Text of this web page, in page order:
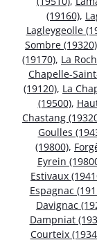
(19160),
Lagleygeolle
Sombre (19320)
(19170), La
Chapelle-
(19120), La
(19500),
Chastang
Goulles
(19800),
Eyrein
Estivaux
Espagnac
Davignac
Dampniat
Courteix